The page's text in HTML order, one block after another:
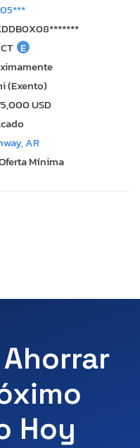
E
(Exento)
USD
AR
Mínima
Hoy